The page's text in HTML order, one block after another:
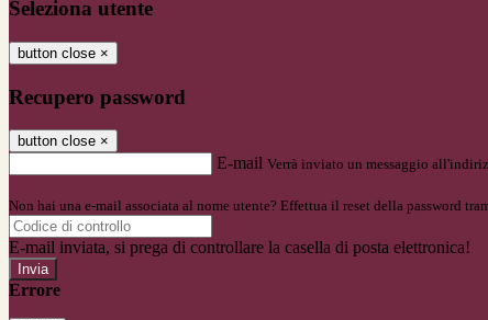
Seleziona utente
button close ×
Recupero password
button close ×
E-mail Verrà inviato un messaggio
Non hai una e-mail associata al nome utente? Effettua il reset della password
E-mail inviata, si prega di controllare la casella di posta elettronica!
Errore